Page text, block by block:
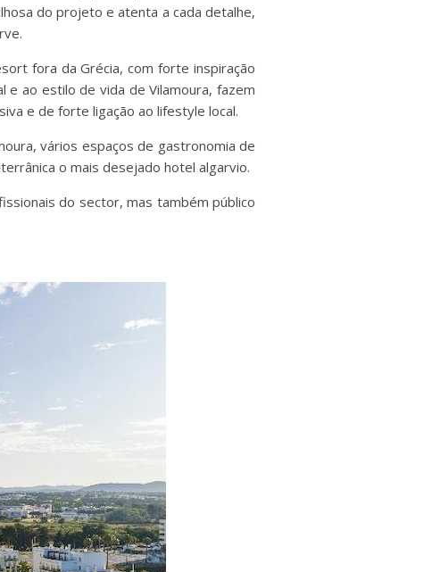
do projeto e atenta a cada detalhe,
fora da Grécia, com forte inspiração
e ao estilo de vida de Vilamoura, fazem
e de forte ligação ao lifestyle local.
vários espaços de gastronomia de
o mais desejado hotel algarvio.
do sector, mas também público